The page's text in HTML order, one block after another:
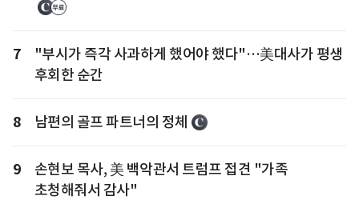
7
"부시가 즉각 사과하게 했어야 했다"…美대사가 평생
후회한 순간
8 남편의 골프 파트너의 정체
9
손현보 목사, 美 백악관서 트럼프 접견 "가족
초청해줘서 감사"